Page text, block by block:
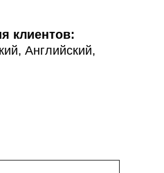
клиентов:
Английский,